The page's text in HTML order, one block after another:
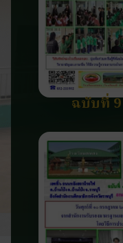
ฉบับที่ 9